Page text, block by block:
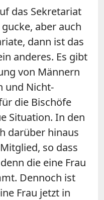
das Sekretariat
aber auch
dann ist das
anderes. Es gibt
von Männern
und Nicht-
die Bischöfe
Situation. In den
darüber hinaus
so dass
die eine Frau
Dennoch ist
Frau jetzt in